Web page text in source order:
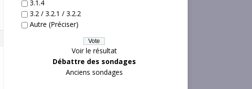
3.1.4
3.2 / 3.2.1 / 3.2.2
Autre (Préciser)
Voir le résultat
Débattre des sondages
Anciens sondages